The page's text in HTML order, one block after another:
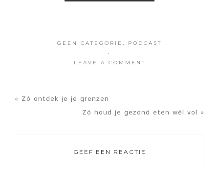
GEEN CATEGORIE , PODCAST
·
LEAVE A COMMENT
« Zó ontdek je je grenzen
Zó houd je gezond eten wél vol »
GEEF EEN REACTIE